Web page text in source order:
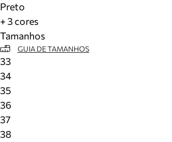
Preto
+ 3 cores
Tamanhos
GUIA DE TAMANHOS
33
34
35
36
37
38